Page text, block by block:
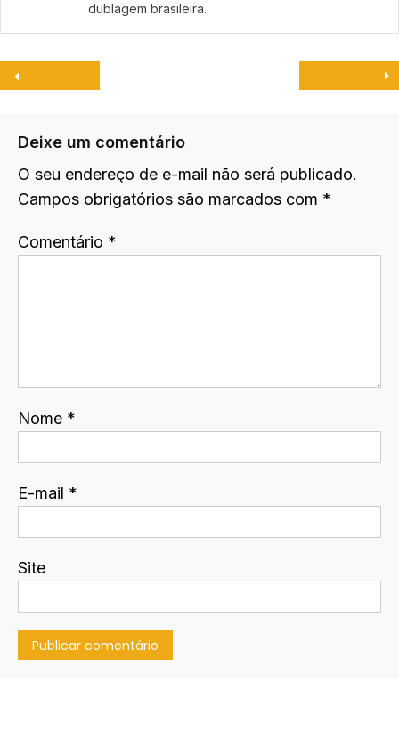
dublagem brasileira.
Deixe um comentário
O seu endereço de e-mail não será publicado.
Campos obrigatórios são marcados com *
Comentário *
Nome *
E-mail *
Site